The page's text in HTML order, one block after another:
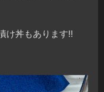
け丼もあります‼︎